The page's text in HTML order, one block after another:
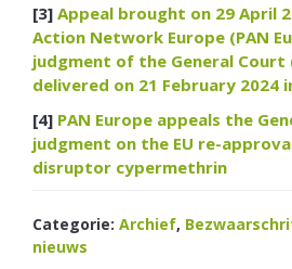
[3] Appeal brought on 29 April
Action Network Europe (PAN
judgment of the General Court
delivered on 21 February 2024
[4] PAN Europe appeals the
judgment on the EU re-
disruptor cypermethrin
Categorie: Archief,
nieuws